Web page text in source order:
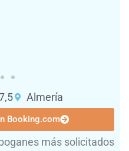
Almería
Booking.com
más solicitados